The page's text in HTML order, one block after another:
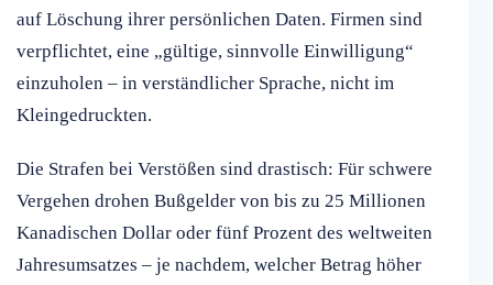
auf Löschung ihrer persönlichen Daten. Firmen sind
verpflichtet, eine „gültige, sinnvolle Einwilligung“
einzuholen – in verständlicher Sprache, nicht im
Kleingedruckten.
Die Strafen bei Verstößen sind drastisch: Für schwere
Vergehen drohen Bußgelder von bis zu 25 Millionen
Kanadischen Dollar oder fünf Prozent des weltweiten
Jahresumsatzes – je nachdem, welcher Betrag höher